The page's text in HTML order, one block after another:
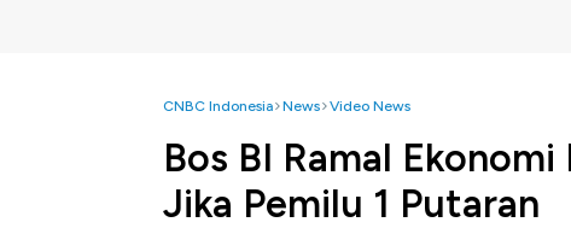
CNBC Indonesia News Video News
Bos BI Ramal
Jika Pemilu 1 Putaran